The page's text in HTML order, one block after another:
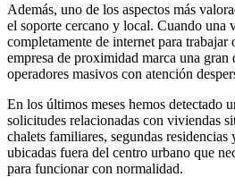
Además, uno de los aspectos más
el soporte cercano y local. Cuando una
completamente de internet para trabajar
empresa de proximidad marca una gran
operadores masivos con atención
En los últimos meses hemos detectado
solicitudes relacionadas con viviendas
chalets familiares, segundas residencias
ubicadas fuera del centro urbano que
para funcionar con normalidad.